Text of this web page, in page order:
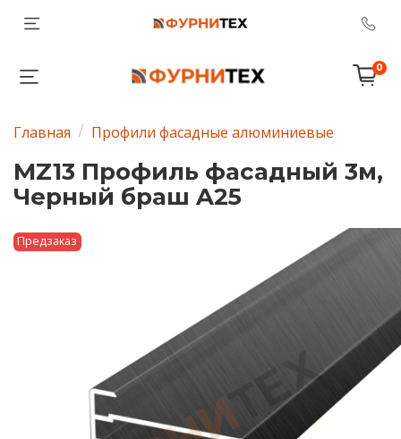
0
Главная Профили фасадные алюминиевые
MZ13 Профиль фасадный 3м,
Черный браш A25
Предзаказ